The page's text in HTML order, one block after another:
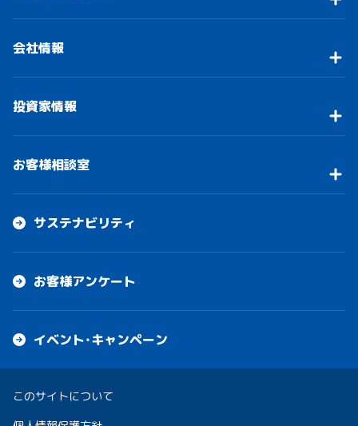
会社情報
投資家情報
お客様相談室
サステナビリティ
お客様アンケート
イベント・キャンペーン
このサイトについて